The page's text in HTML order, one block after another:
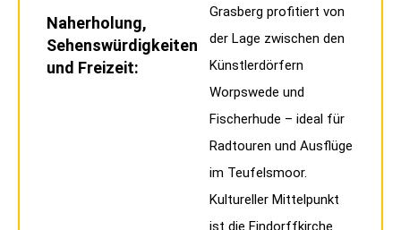
Naherholung,
Sehenswürdigkeiten
und Freizeit:
Grasberg profitiert von
der Lage zwischen den
Künstlerdörfern
Worpswede und
Fischerhude – ideal für
Radtouren und Ausflüge
im Teufelsmoor.
Kultureller Mittelpunkt
ist die Findorffkirche